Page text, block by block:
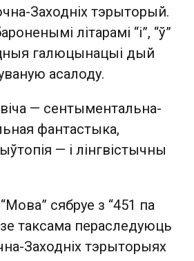
Заходніх тэрыторый.
літарамі “і”, “ў”
галюцынацыі дый
асалоду.
— сентыментальна-
фантастыка,
— і лінгвістычны
сябруе з “451 па
таксама пераследуюць
Заходніх тэрыторыях